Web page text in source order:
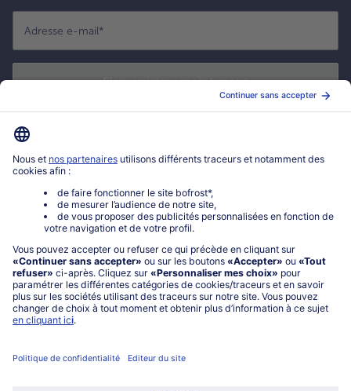
Adresse e-mail*
S'enregistrer maintenant
Mon compte bofrost*
service@bofrost.fr
0801 902 406
Lu-Ve : 9h - 20h (appel non surtaxé)